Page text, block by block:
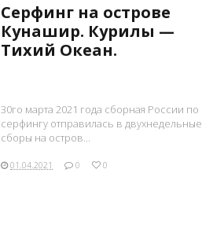
Серфинг на острове
Кунашир. Курилы —
Тихий Океан.
30го марта 2021 года сборная России по
серфингу отправилась в двухнедельные
сборы на остров...
01.04.2021 0 0